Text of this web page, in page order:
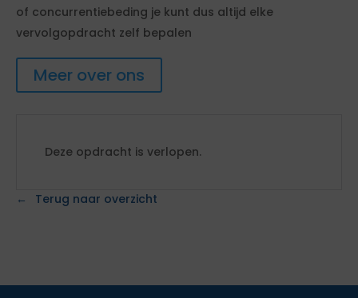
of concurrentiebeding je kunt dus altijd elke
vervolgopdracht zelf bepalen
Meer over ons
Deze opdracht is verlopen.
Terug naar overzicht